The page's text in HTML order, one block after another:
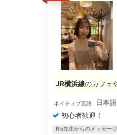
JR横浜線のカフェ
ネイティブ言語 日本語
初心者歓迎！
Rie先生からのメッセージ